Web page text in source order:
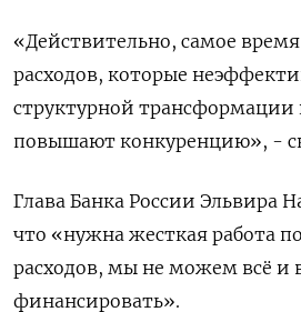
«Действительно, самое время
расходов, которые
структурной
повышают конкуренцию», -
Глава Банка России Эльвира
что «нужна жесткая работа
расходов, мы не можем всё и
финансировать».